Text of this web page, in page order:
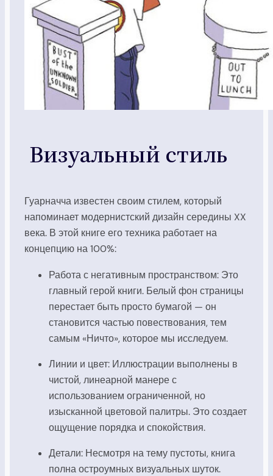
Визуальный стиль
Гуарначча известен своим стилем, который
напоминает модернистский дизайн середины XX
века. В этой книге его техника работает на
концепцию на 100%:
Работа с негативным пространством: Это
главный герой книги. Белый фон страницы
перестает быть просто бумагой — он
становится частью повествования, тем
самым «Ничто», которое мы исследуем.
Линии и цвет: Иллюстрации выполнены в
чистой, линеарной манере с
использованием ограниченной, но
изысканной цветовой палитры. Это создает
ощущение порядка и спокойствия.
Детали: Несмотря на тему пустоты, книга
полна остроумных визуальных шуток.